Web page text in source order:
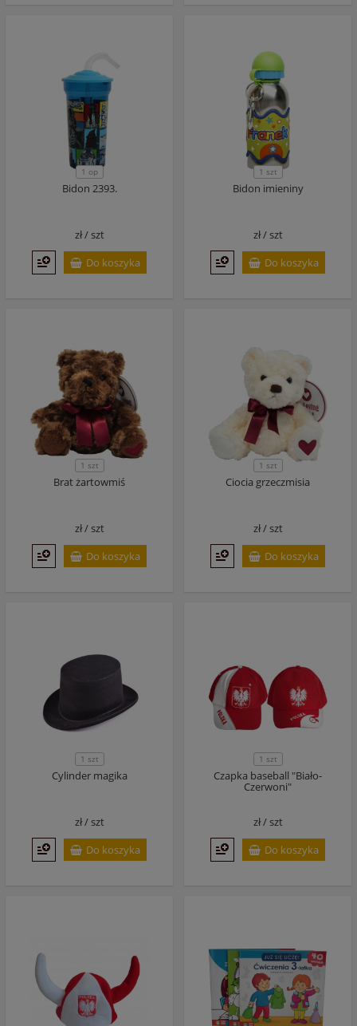
1 op
Bidon 2393.
zł /szt
Do koszyka
1 szt
Bidon imieniny
zł /szt
Do koszyka
1 szt
Brat żartowmiś
zł /szt
Do koszyka
1 szt
Ciocia grzeczmisia
zł /szt
Do koszyka
1 szt
Cylinder magika
zł /szt
Do koszyka
1 szt
Czapka baseball "Biało-
Czerwoni"
zł /szt
Do koszyka